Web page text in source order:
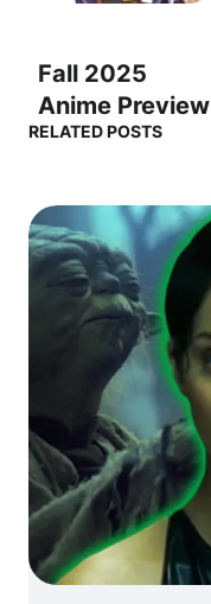
Fall 2025
Anime Preview
OST – “Into the
지의 세계로)
RELATED POSTS